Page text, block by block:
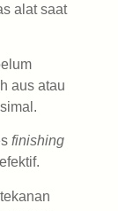
alat saat
aus atau
finishing